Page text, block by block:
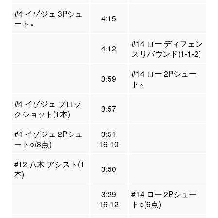
#4 イゾジェ 3Pシュ
ート×
4:15
4:12
#14 ロー ディフェン
スリバウンド(1-1-2)
3:59
#14 ロー 2Pシュー
ト×
#4 イゾジェ ブロッ
クショット(1本)
3:57
#4 イゾジェ 2Pシュ
ート○(8点)
3:51
16-10
#12 八木 アシスト(1
本)
3:50
3:29
16-12
#14 ロー 2Pシュー
ト○(6点)